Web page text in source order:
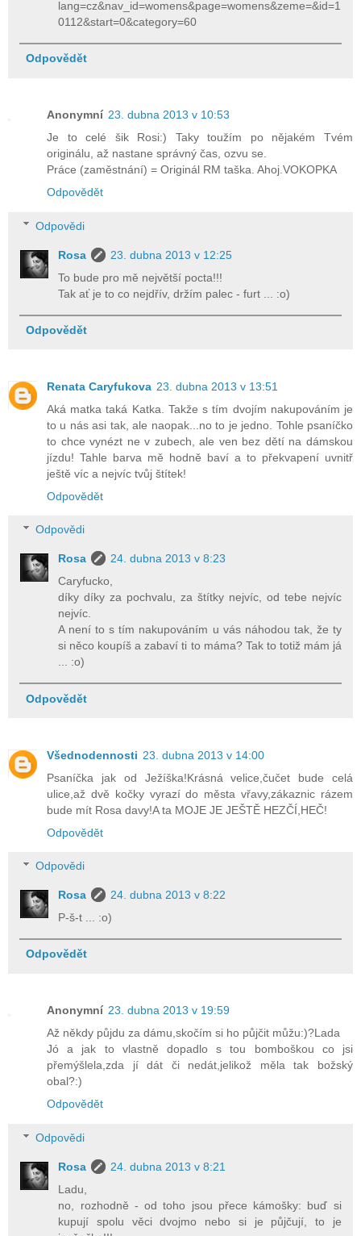
lang=cz&nav_id=womens&page=womens&zeme=&id=1
0112&start=0&category=60
Odpovědět
Anonymní 23. dubna 2013 v 10:53
Je to celé šik Rosi:) Taky toužím po nějakém Tvém
originálu, až nastane správný čas, ozvu se.
Práce (zaměstnání) = Originál RM taška. Ahoj.VOKOPKA
Odpovědět
Odpovědi
Rosa
23. dubna 2013 v 12:25
To bude pro mě největší pocta!!!
Tak ať je to co nejdřív, držím palec - furt ... :o)
Odpovědět
Renata Caryfukova 23. dubna 2013 v 13:51
Aká matka taká Katka. Takže s tím dvojím nakupováním je
to u nás asi tak, ale naopak...no to je jedno. Tohle psaníčko
to chce vynézt ne v zubech, ale ven bez dětí na dámskou
jízdu! Tahle barva mě hodně baví a to překvapení uvnitř
ještě víc a nejvíc tvůj štítek!
Odpovědět
Odpovědi
Rosa
24. dubna 2013 v 8:23
Caryfucko,
díky díky za pochvalu, za štítky nejvíc, od tebe nejvíc
nejvíc.
A není to s tím nakupováním u vás náhodou tak, že ty
si něco koupíš a zabaví ti to máma? Tak to totiž mám já
... :o)
Odpovědět
Všednodennosti 23. dubna 2013 v 14:00
Psaníčka jak od Ježíška!Krásná velice,čučet bude celá
ulice,až dvě kočky vyrazí do města vřavy,zákaznic rázem
bude mít Rosa davy!A ta MOJE JE JEŠTĚ HEZČÍ,HEČ!
Odpovědět
Odpovědi
Rosa
24. dubna 2013 v 8:22
P-š-t ... :o)
Odpovědět
Anonymní 23. dubna 2013 v 19:59
Až někdy půjdu za dámu,skočím si ho půjčit můžu:)?Lada
Jó a jak to vlastně dopadlo s tou bomboškou co jsi
přemýšlela,zda jí dát či nedát,jelikož měla tak božský
obal?:)
Odpovědět
Odpovědi
Rosa
24. dubna 2013 v 8:21
Ladu,
no, rozhodně - od toho jsou přece kámošky: buď si
kupují spolu věci dvojmo nebo si je půjčují, to je